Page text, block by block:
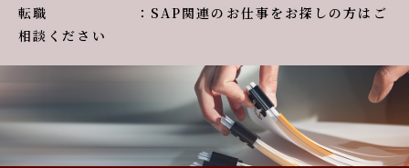
転職 ：SAP関連のお仕事をお探しの方はご
相談ください